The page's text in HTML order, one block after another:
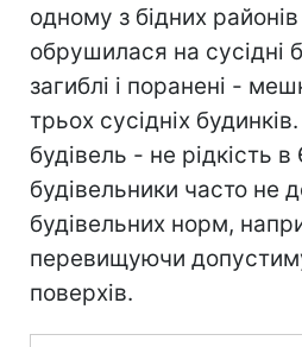
одному з бідних
обрушилася на сусідні
загиблі і поранені -
трьох сусідніх
будівель - не рідкість в
будівельники часто не
будівельних норм,
перевищуючи
поверхів.